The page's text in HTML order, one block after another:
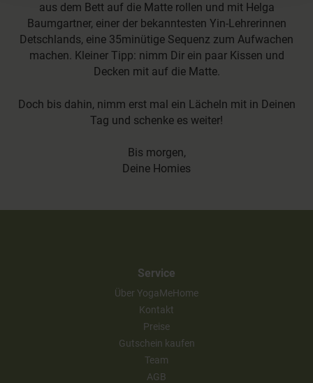
aus dem Bett auf die Matte rollen und mit Helga
Baumgartner, einer der bekanntesten Yin-Lehrerinnen
Detschlands, eine 35minütige Sequenz zum Aufwachen
machen. Kleiner Tipp: nimm Dir ein paar Kissen und
Decken mit auf die Matte.
Doch bis dahin, nimm erst mal ein Lächeln mit in Deinen
Tag und schenke es weiter!
Bis morgen,
Deine Homies
Service
Über YogaMeHome
Kontakt
Preise
Gutschein kaufen
Team
AGB